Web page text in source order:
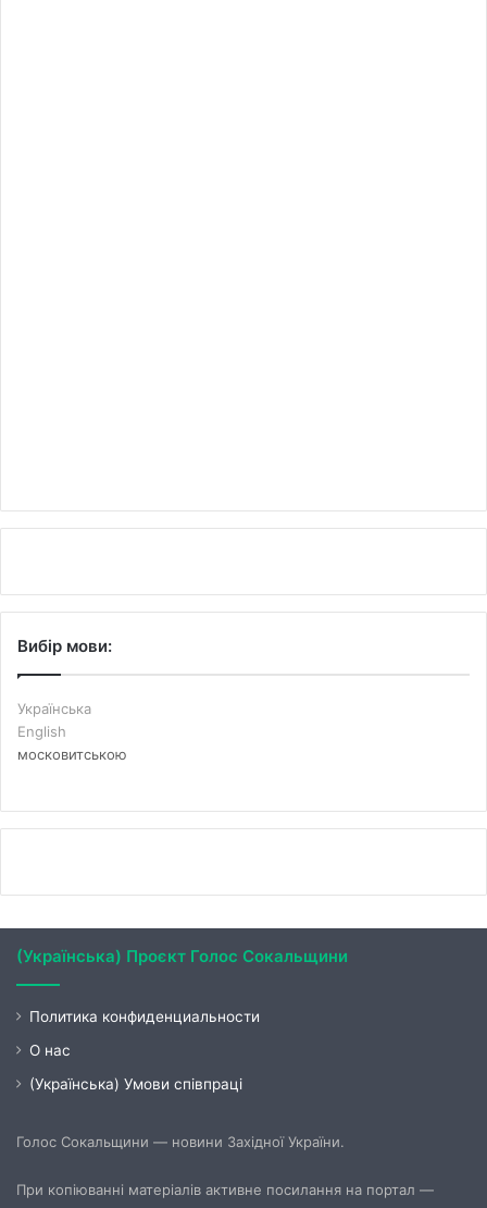
Вибір мови:
Українська
English
московитською
(Українська) Проєкт Голос Сокальщини
Политика конфиденциальности
О нас
(Українська) Умови співпраці
Голос Сокальщини — новини Західної України.
При копіюванні матеріалів активне посилання на портал —